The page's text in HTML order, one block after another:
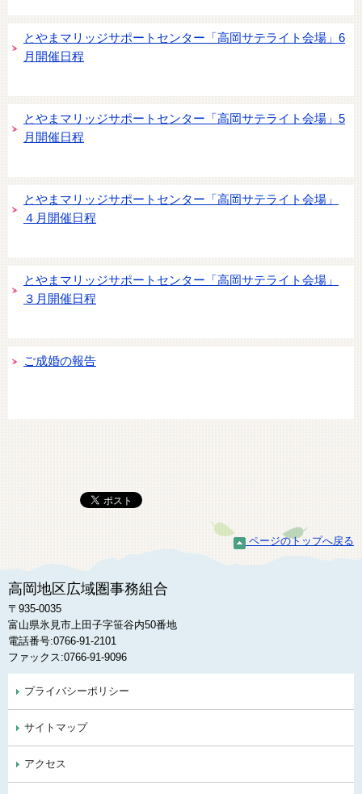
とやまマリッジサポートセンター「高岡サテライト会場」6
月開催日程
とやまマリッジサポートセンター「高岡サテライト会場」5
月開催日程
とやまマリッジサポートセンター「高岡サテライト会場」
４月開催日程
とやまマリッジサポートセンター「高岡サテライト会場」
３月開催日程
ご成婚の報告
ページのトップへ戻る
高岡地区広域圏事務組合
〒935-0035
富山県氷見市上田子字笹谷内50番地
電話番号:0766-91-2101
ファックス:0766-91-9096
プライバシーポリシー
サイトマップ
アクセス